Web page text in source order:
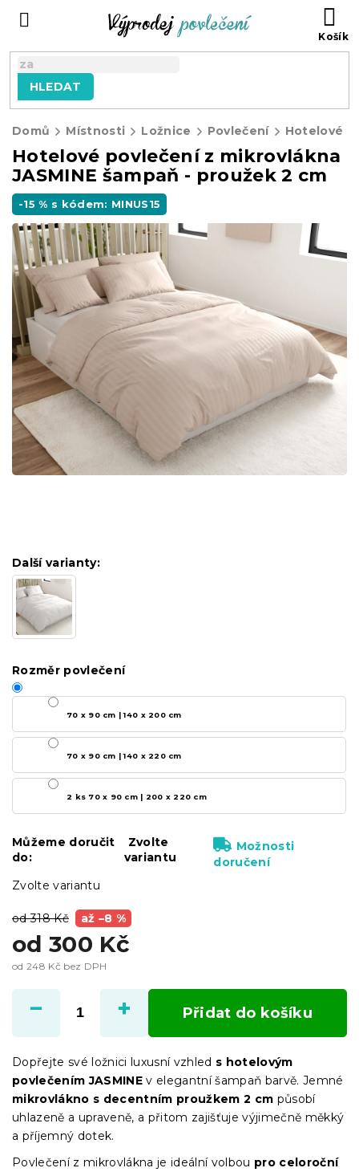
HLEDAT
Domů Místnosti Ložnice Povlečení Hotelové
Hotelové povlečení z mikrovlákna
JASMINE šampaň - proužek 2 cm
-15 % s kódem: MINUS15
od 318 Kč až –8 %
od 300 Kč
od 248 Kč bez DPH
cena:
Zvolte variantu
Další varianty:
Rozměr povlečení
70 x 90 cm | 140 x 200 cm
70 x 90 cm | 140 x 220 cm
2 ks 70 x 90 cm | 200 x 220 cm
Můžeme doručit
do:
Zvolte
variantu
Možnosti
doručení
Přidat do košíku
Dopřejte své ložnici luxusní vzhled s hotelovým
povlečením JASMINE v elegantní šampaň barvě. Jemné
mikrovlákno s decentním proužkem 2 cm působí
uhlazeně a upraveně, a přitom zajišťuje výjimečně měkký
a příjemný dotek.
Povlečení z mikrovlákna je ideální volbou pro celoroční